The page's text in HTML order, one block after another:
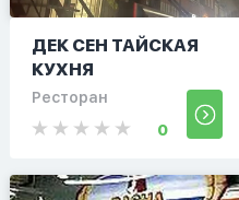
ДЕК СЕН ТАЙСКАЯ
КУХНЯ
Ресторан
0